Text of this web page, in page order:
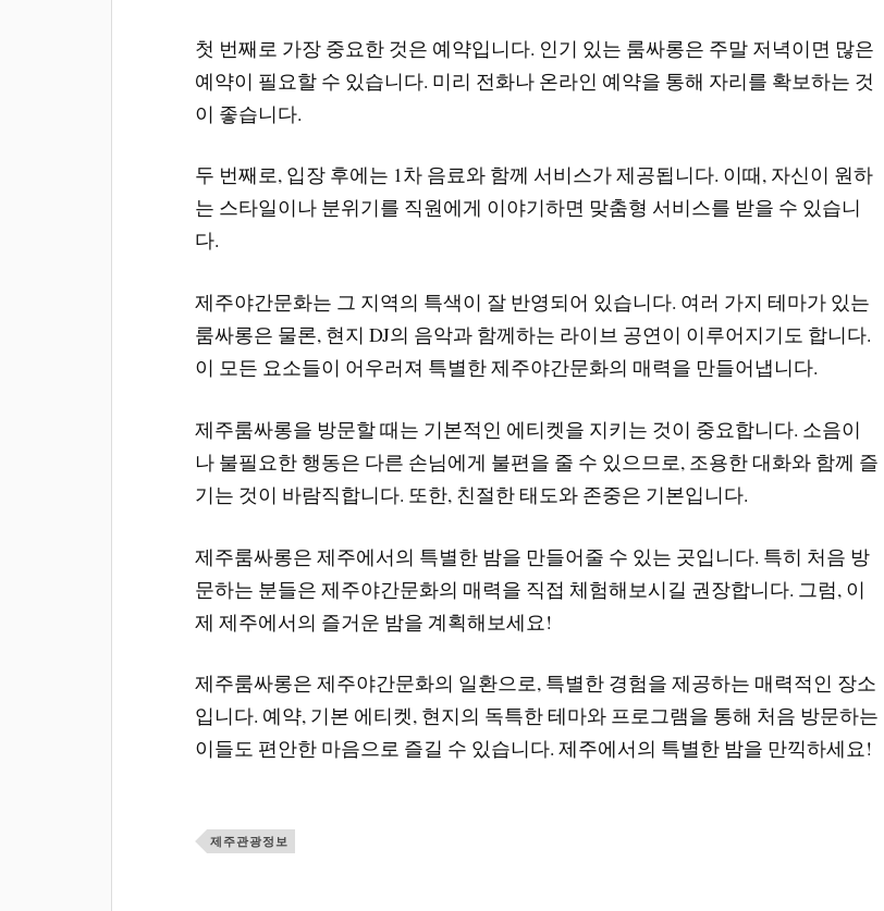
첫 번째로 가장 중요한 것은 예약입니다. 인기 있는 룸싸롱은 주말 저녁이면 많은
예약이 필요할 수 있습니다. 미리 전화나 온라인 예약을 통해 자리를 확보하는 것
이 좋습니다.
두 번째로, 입장 후에는 1차 음료와 함께 서비스가 제공됩니다. 이때, 자신이 원하
는 스타일이나 분위기를 직원에게 이야기하면 맞춤형 서비스를 받을 수 있습니
다.
제주야간문화는 그 지역의 특색이 잘 반영되어 있습니다. 여러 가지 테마가 있는
룸싸롱은 물론, 현지 DJ의 음악과 함께하는 라이브 공연이 이루어지기도 합니다.
이 모든 요소들이 어우러져 특별한 제주야간문화의 매력을 만들어냅니다.
제주룸싸롱을 방문할 때는 기본적인 에티켓을 지키는 것이 중요합니다. 소음이
나 불필요한 행동은 다른 손님에게 불편을 줄 수 있으므로, 조용한 대화와 함께 즐
기는 것이 바람직합니다. 또한, 친절한 태도와 존중은 기본입니다.
제주룸싸롱은 제주에서의 특별한 밤을 만들어줄 수 있는 곳입니다. 특히 처음 방
문하는 분들은 제주야간문화의 매력을 직접 체험해보시길 권장합니다. 그럼, 이
제 제주에서의 즐거운 밤을 계획해보세요!
제주룸싸롱은 제주야간문화의 일환으로, 특별한 경험을 제공하는 매력적인 장소
입니다. 예약, 기본 에티켓, 현지의 독특한 테마와 프로그램을 통해 처음 방문하는
이들도 편안한 마음으로 즐길 수 있습니다. 제주에서의 특별한 밤을 만끽하세요!
제주관광정보